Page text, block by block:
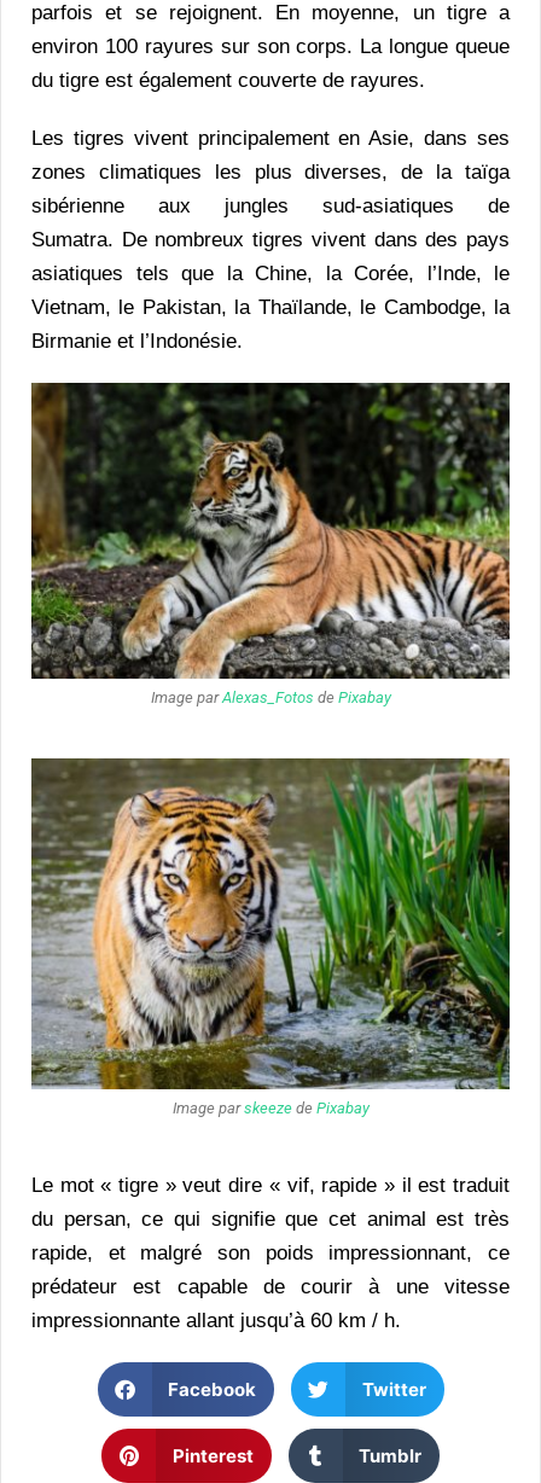
parfois et se rejoignent. En moyenne, un tigre a
environ 100 rayures sur son corps. La longue queue
du tigre est également couverte de rayures.
Les tigres vivent principalement en Asie, dans ses
zones climatiques les plus diverses, de la taïga
sibérienne aux jungles sud-asiatiques de
Sumatra. De nombreux tigres vivent dans des pays
asiatiques tels que la Chine, la Corée, l’Inde, le
Vietnam, le Pakistan, la Thaïlande, le Cambodge, la
Birmanie et l’Indonésie.
Image parAlexas_Fotos de Pixabay
Image parskeezede Pixabay
Le mot « tigre » veut dire « vif, rapide » il est traduit
du persan, ce qui signifie que cet animal est très
rapide, et malgré son poids impressionnant, ce
prédateur est capable de courir à une vitesse
impressionnante allant jusqu’à 60 km / h.
Facebook Twitter
Pinterest Tumblr